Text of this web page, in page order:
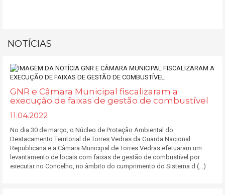
NOTÍCIAS
GNR e Câmara Municipal fiscalizaram a
execução de faixas de gestão de combustível
11.04.2022
No dia 30 de março, o Núcleo de Proteção Ambiental do
Destacamento Territorial de Torres Vedras da Guarda Nacional
Republicana e a Câmara Municipal de Torres Vedras efetuaram um
levantamento de locais com faixas de gestão de combustível por
executar no Concelho, no âmbito do cumprimento do Sistema d (...)